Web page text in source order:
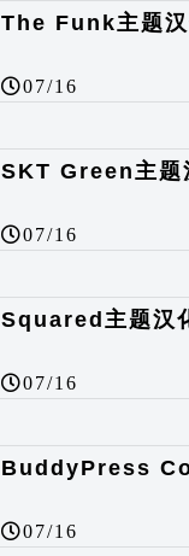
The Funk主题
07/16
SKT Green主题
07/16
Squared主题汉
07/16
07/16